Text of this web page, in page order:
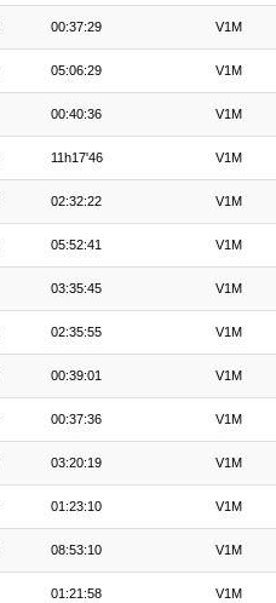
00:37:29 V1M
05:06:29 V1M
00:40:36 V1M
11h17'46 V1M
02:32:22 V1M
05:52:41 V1M
03:35:45 V1M
02:35:55 V1M
00:39:01 V1M
00:37:36 V1M
03:20:19 V1M
01:23:10 V1M
08:53:10 V1M
01:21:58 V1M